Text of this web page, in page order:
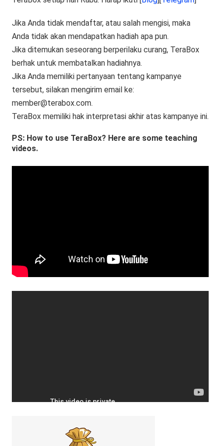
Jika Anda tidak mendaftar, atau salah mengisi, maka
Anda tidak akan mendapatkan hadiah apa pun.
Jika ditemukan seseorang berperilaku curang, TeraBox
berhak untuk membatalkan hadiahnya.
Jika Anda memiliki pertanyaan tentang kampanye
tersebut, silakan mengirim email ke:
member@terabox.com.
TeraBox memiliki hak interpretasi akhir atas kampanye ini.
PS: How to use TeraBox? Here are some teaching
videos.